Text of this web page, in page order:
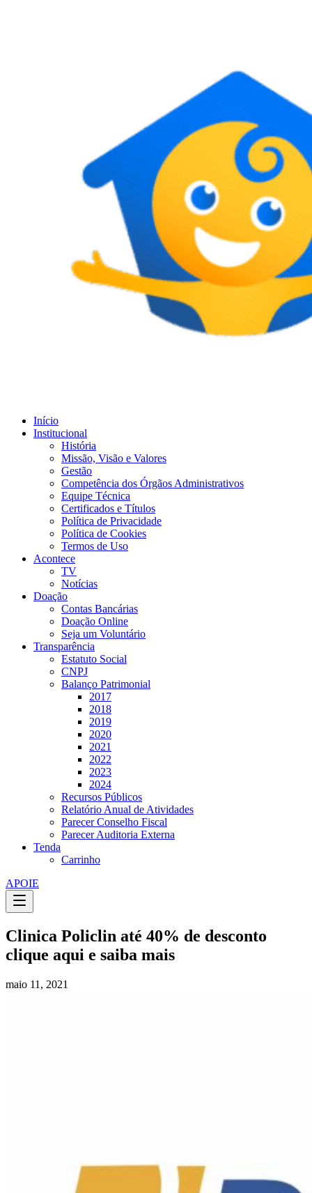
Início
Institucional
História
Missão, Visão e Valores
Gestão
Competência dos Órgãos Administrativos
Equipe Técnica
Certificados e Títulos
Política de Privacidade
Política de Cookies
Termos de Uso
Acontece
TV
Notícias
Doação
Contas Bancárias
Doação Online
Seja um Voluntário
Transparência
Estatuto Social
CNPJ
Balanço Patrimonial
2017
2018
2019
2020
2021
2022
2023
2024
Recursos Públicos
Relatório Anual de Atividades
Parecer Conselho Fiscal
Parecer Auditoria Externa
Tenda
Carrinho
APOIE
Clinica Policlin até 40% de desconto
clique aqui e saiba mais
maio 11, 2021